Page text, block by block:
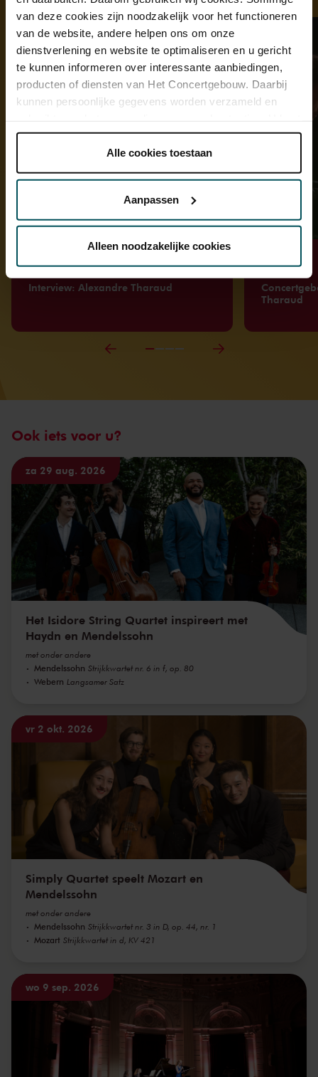
van deze cookies zijn noodzakelijk voor het functioneren
van de website, andere helpen ons om onze
dienstverlening en website te optimaliseren en u gericht
te kunnen informeren over interessante aanbiedingen,
producten of diensten van Het Concertgebouw. Daarbij
kunnen persoonlijke gegevens worden verzameld en
onder 'aanpassen' zelf welke cookies wij mogen
Lees onze cookieverklaring hier. Lees onze
Via decookieverklaringop onze website kunt u uw
We werken samen met32 derden
die uw gegevens
Alle cookies toestaan
Aanpassen
Alleen noodzakelijke cookies
Artikel
Interview: Alexandre Tharaud
Video
Tharaud
Ook iets voor u?
za 29 aug. 2026
Het Isidore String Quartet inspireert met
Haydn en Mendelssohn
met onder andere
Mendelssohn Strijkkwartet nr. 6 in f, op. 80
Webern Langsamer Satz
vr 2 okt. 2026
Simply Quartet speelt Mozart en
Mendelssohn
met onder andere
Mendelssohn Strijkkwartet nr. 3 in D, op. 44, nr. 1
Mozart Strijkkwartet in d, KV 421
wo 9 sep. 2026